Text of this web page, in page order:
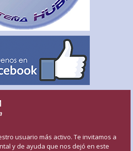
usuario más activo. Te invitamos a
y de ayuda que nos dejó en este